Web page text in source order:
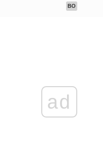
BO
ad